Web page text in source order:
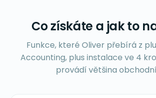
Co získáte a jak to
Funkce, které Oliver přebírá z
Accounting, plus instalace ve 4
provádí většina